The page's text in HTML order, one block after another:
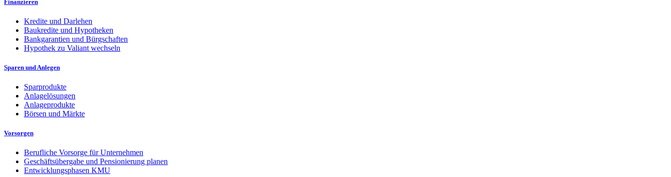
Finanzieren
Kredite und Darlehen
Baukredite und Hypotheken
Bankgarantien und Bürgschaften
Hypothek zu Valiant wechseln
Sparen und Anlegen
Sparprodukte
Anlagelösungen
Anlageprodukte
Börsen und Märkte
Vorsorgen
Berufliche Vorsorge für Unternehmen
Geschäftsübergabe und Pensionierung planen
Entwicklungsphasen KMU